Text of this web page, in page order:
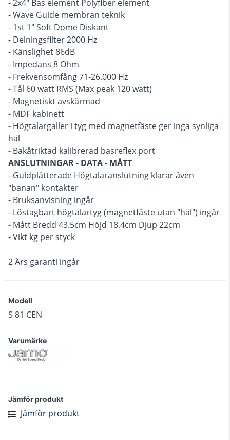
- 2x4" Bas element Polyfiber element
- Wave Guide membran teknik
- 1st 1" Soft Dome Diskant
- Delningsfilter 2000 Hz
- Känslighet 86dB
- Impedans 8 Ohm
- Frekvensomfång 71-26.000 Hz
- Tål 60 watt RMS (Max peak 120 watt)
- Magnetiskt avskärmad
- MDF kabinett
- Högtalargaller i tyg med magnetfäste ger inga synliga
hål
- Bakåtriktad kalibrerad basreflex port
ANSLUTNINGAR - DATA - MÅTT
- Guldplätterade Högtalaranslutning klarar även
"banan" kontakter
- Bruksanvisning ingår
- Löstagbart högtalartyg (magnetfäste utan "hål") ingår
- Mått Bredd 43.5cm Höjd 18.4cm Djup 22cm
- Vikt kg per styck
2 Års garanti ingår
Modell
S 81 CEN
Varumärke
Jämför produkt
Jämför produkt